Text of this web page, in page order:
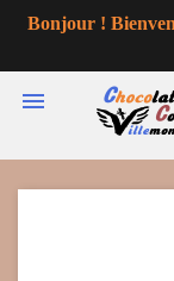
Bonjour !
